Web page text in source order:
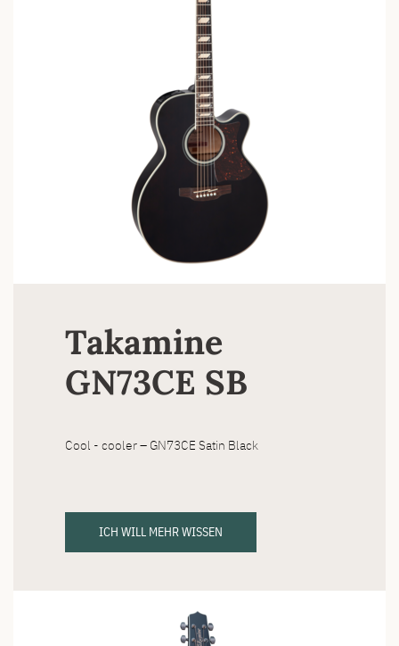
Takamine
GN73CE SB
Cool - cooler – GN73CE Satin Black
ICH WILL MEHR WISSEN